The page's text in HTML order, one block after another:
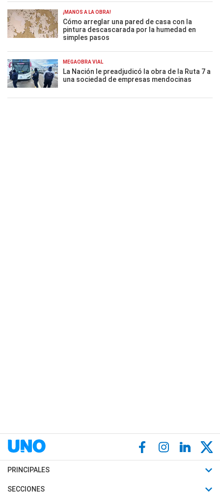
¡MANOS A LA OBRA!
Cómo arreglar una pared de casa con la
pintura descascarada por la humedad en
simples pasos
MEGAOBRA VIAL
La Nación le preadjudicó la obra de la Ruta 7 a
una sociedad de empresas mendocinas
PRINCIPALES
Últimas Noticias
SECCIONES